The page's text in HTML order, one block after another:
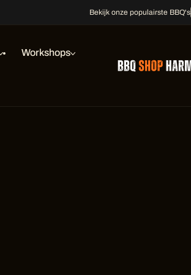
Bekijk onze populairste BBQ's
Workshops